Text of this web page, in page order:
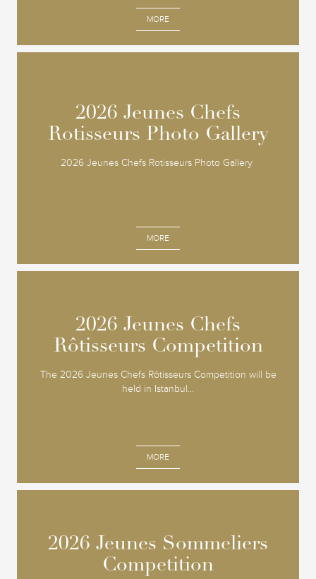
MORE
2026 Jeunes Chefs
Rotisseurs Photo Gallery
2026 Jeunes Chefs Rotisseurs Photo Gallery
MORE
2026 Jeunes Chefs
Rotisseurs Photo Gallery
2026 Jeunes Chefs
Rôtisseurs Competition
The 2026 Jeunes Chefs Rôtisseurs Competition will be
held in Istanbul...
MORE
2026 Jeunes Chefs
Rôtisseurs Competition
2026 Jeunes Sommeliers
Competition
2026 Jeunes Sommeliers
Competition